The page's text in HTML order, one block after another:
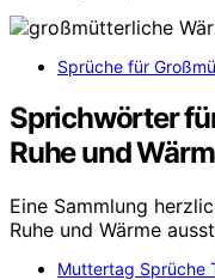
Sprüche für
Sprichwörter
Ruhe und
Eine Sammlung
Ruhe und Wärme
Muttertag Sprüche